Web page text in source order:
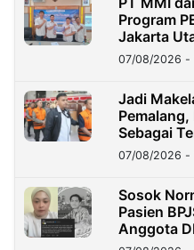
Program
Jakarta
07/08/2026 -
Jadi
Sebagai
07/08/2026 -
Sosok
Pasien
Anggota
Lukman